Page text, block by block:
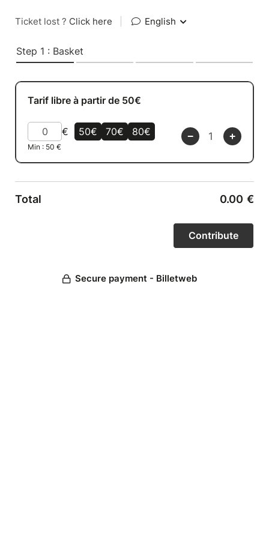
Ticket lost ? Click here English
Step 1 : Basket
Tarif libre à partir de 50€
€ 50€ 70€ 80€
Min : 50 €
Total 0.00 €
Secure payment - Billetweb